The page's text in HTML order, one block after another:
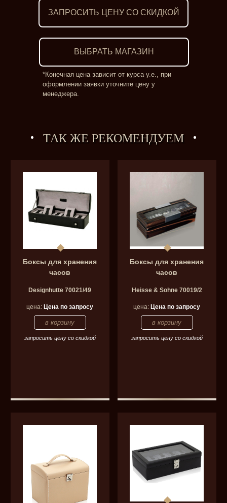
ЗАПРОСИТЬ ЦЕНУ СО СКИДКОЙ
ВЫБРАТЬ МАГАЗИН
*Конечная цена зависит от курса у.е., при
оформлении заявки уточните цену у
менеджера.
ТАК ЖЕ РЕКОМЕНДУЕМ
Боксы для хранения
часов
Designhutte 70021/49
цена:Цена по запросу
запросить цену со скидкой
Боксы для хранения
часов
Heisse & Sohne 70019/2
цена:Цена по запросу
запросить цену со скидкой